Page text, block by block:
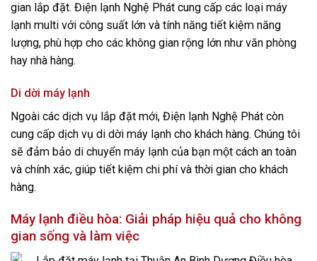
gian lắp đặt. Điện lạnh Nghệ Phát cung cấp các loại máy
lạnh multi với công suất lớn và tính năng tiết kiệm năng
lượng, phù hợp cho các không gian rộng lớn như văn phòng
hay nhà hàng.
Di dời máy lạnh
Ngoài các dịch vụ lắp đặt mới, Điện lạnh Nghệ Phát còn
cung cấp dịch vụ di dời máy lạnh cho khách hàng. Chúng tôi
sẽ đảm bảo di chuyển máy lạnh của bạn một cách an toàn
và chính xác, giúp tiết kiệm chi phí và thời gian cho khách
hàng.
Máy lạnh điều hòa: Giải pháp hiệu quả cho không
gian sống và làm việc